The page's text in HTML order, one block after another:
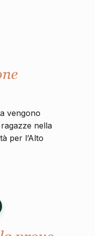
vengono
nella
per l’Alto